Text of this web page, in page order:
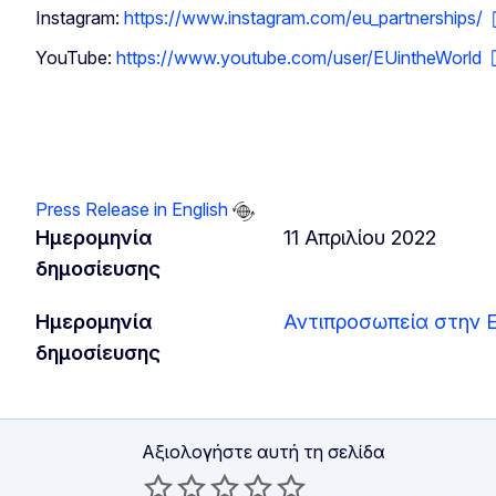
Instagram: https://www.instagram.com/eu_partnerships/
YouTube: https://www.youtube.com/user/EUintheWorld
Press Release in English
Ημερομηνία
δημοσίευσης
11 Απριλίου 2022
Ημερομηνία
δημοσίευσης
Αντιπροσωπεία στην
Αξιολογήστε αυτή τη σελίδα